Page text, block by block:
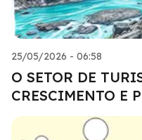
25/05/2026 - 06:58
O SETOR DE
CRESCIMENTO E